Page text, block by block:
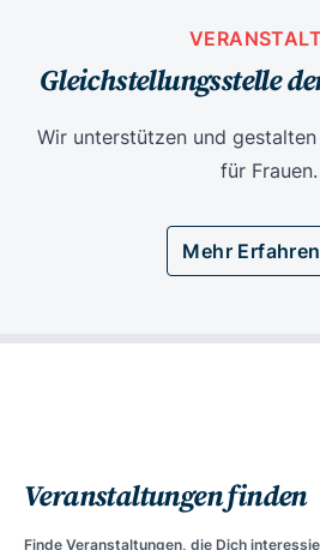
Gleichstellungsstelle
Wir unterstützen und
für Frauen.
Mehr Erfahren
Veranstaltungen finden
Finde Veranstaltungen, die Dich